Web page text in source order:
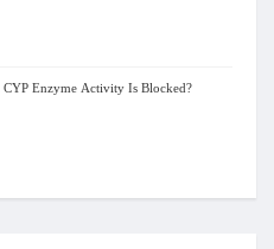
CYP Enzyme Activity Is Blocked?